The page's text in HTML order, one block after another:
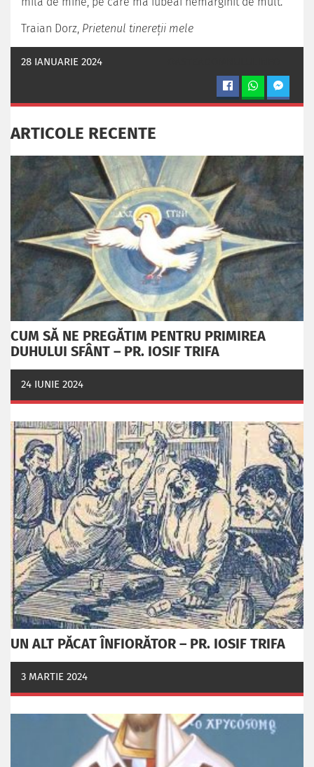
Traian Dorz, Prietenul tinereţii mele
28 IANUARIE 2024
ARTICOLE RECENTE
CUM SĂ NE PREGĂTIM PENTRU PRIMIREA
DUHULUI SFÂNT – PR. IOSIF TRIFA
24 IUNIE 2024
UN ALT PĂCAT ÎNFIORĂTOR – PR. IOSIF TRIFA
3 MARTIE 2024